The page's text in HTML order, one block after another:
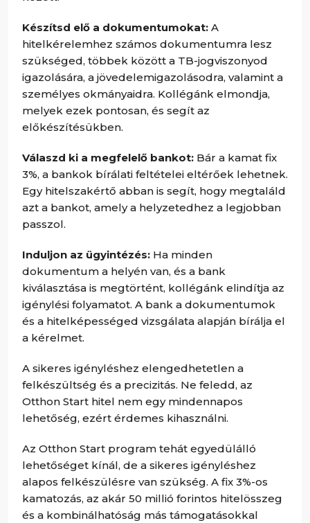
Készítsd elő a dokumentumokat: A
hitelkérelemhez számos dokumentumra lesz
szükséged, többek között a TB-jogviszonyod
igazolására, a jövedelemigazolásodra, valamint a
személyes okmányaidra. Kollégánk elmondja,
melyek ezek pontosan, és segít az
előkészítésükben.
Válaszd ki a megfelelő bankot: Bár a kamat fix
3%, a bankok bírálati feltételei eltérőek lehetnek.
Egy hitelszakértő abban is segít, hogy megtaláld
azt a bankot, amely a helyzetedhez a legjobban
passzol.
Induljon az ügyintézés: Ha minden
dokumentum a helyén van, és a bank
kiválasztása is megtörtént, kollégánk elindítja az
igénylési folyamatot. A bank a dokumentumok
és a hitelképességed vizsgálata alapján bírálja el
a kérelmet.
A sikeres igényléshez elengedhetetlen a
felkészültség és a precizitás. Ne feledd, az
Otthon Start hitel nem egy mindennapos
lehetőség, ezért érdemes kihasználni.
Az Otthon Start program tehát egyedülálló
lehetőséget kínál, de a sikeres igényléshez
alapos felkészülésre van szükség. A fix 3%-os
kamatozás, az akár 50 millió forintos hitelösszeg
és a kombinálhatóság más támogatásokkal